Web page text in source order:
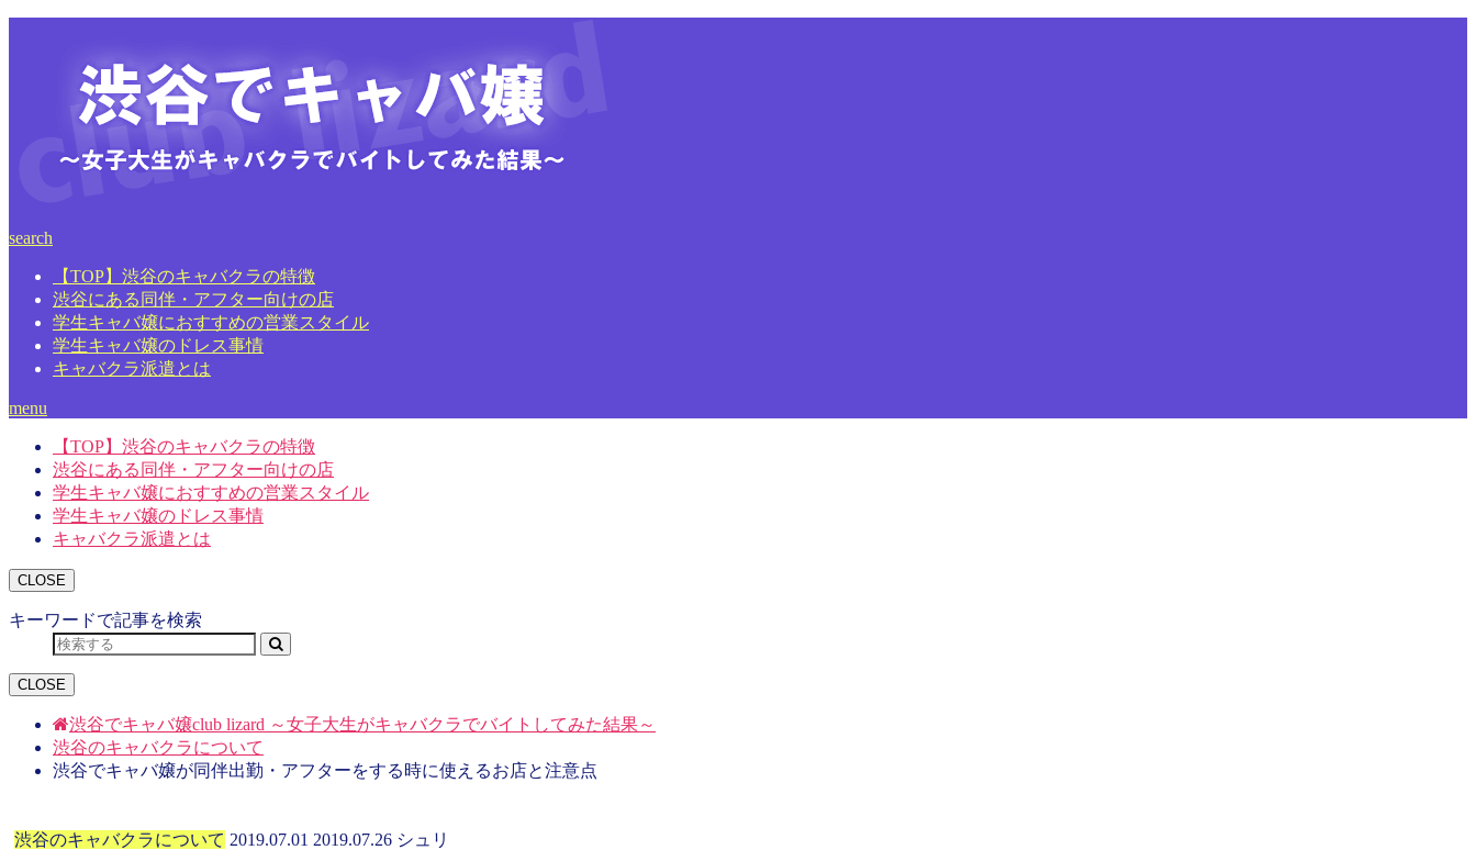
search
【TOP】渋谷のキャバクラの特徴
渋谷にある同伴・アフター向けの店
学生キャバ嬢におすすめの営業スタイル
学生キャバ嬢のドレス事情
キャバクラ派遣とは
menu
【TOP】渋谷のキャバクラの特徴
渋谷にある同伴・アフター向けの店
学生キャバ嬢におすすめの営業スタイル
学生キャバ嬢のドレス事情
キャバクラ派遣とは
CLOSE
キーワードで記事を検索
CLOSE
渋谷でキャバ嬢club lizard ～女子大生がキャバクラでバイトしてみた結果～
渋谷のキャバクラについて
渋谷でキャバ嬢が同伴出勤・アフターをする時に使えるお店と注意点
渋谷のキャバクラについて 2019.07.01 2019.07.26 シュリ